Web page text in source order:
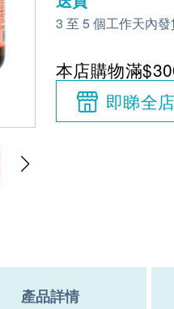
3 至 5 個工作天內
本店購物滿
即睇全
產品詳情